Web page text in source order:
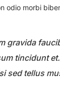
odio morbi
gravida
tincidunt
sed tellus